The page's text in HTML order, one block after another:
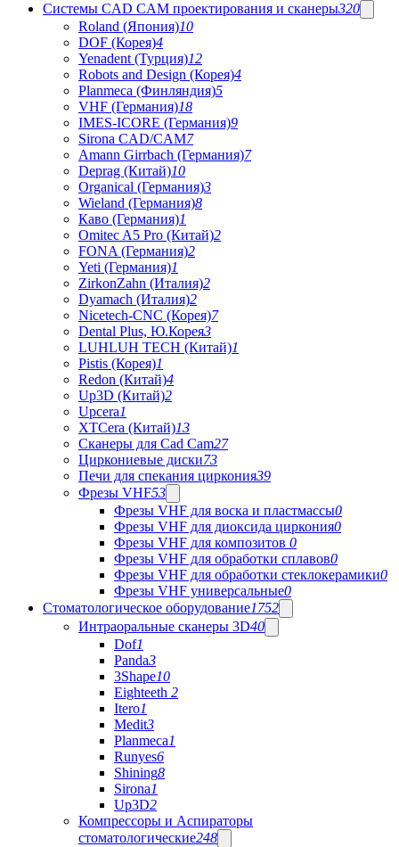
Системы CAD CAM проектирования и сканеры320
Roland (Япония)10
DOF (Корея)4
Yenadent (Турция)12
Robots and Design (Корея)4
Planmeca (Финляндия)5
VHF (Германия)18
IMES-ICORE (Германия)9
Sirona CAD/CAM7
Amann Girrbach (Германия)7
Deprag (Китай)10
Organical (Германия)3
Wieland (Германия)8
Каво (Германия)1
Omitec A5 Pro (Китай)2
FONA (Германия)2
Yeti (Германия)1
ZirkonZahn (Италия)2
Dyamach (Италия)2
Nicetech-CNC (Корея)7
Dental Plus, Ю.Корея3
LUHLUH TECH (Китай)1
Pistis (Корея)1
Redon (Китай)4
Up3D (Китай)2
Upcera1
XTCera (Китай)13
Сканеры для Cad Cam27
Циркониевые диски73
Печи для спекания циркония39
Фрезы VHF53
Фрезы VHF для воска и пластмассы0
Фрезы VHF для диоксида циркония0
Фрезы VHF для композитов 0
Фрезы VHF для обработки сплавов0
Фрезы VHF для обработки стеклокерамики0
Фрезы VHF универсальные0
Стоматологическое оборудование1752
Интраоральные сканеры 3D40
Dof1
Panda3
3Shape10
Eighteeth 2
Itero1
Medit3
Planmeca1
Runyes6
Shining8
Sirona1
Up3D2
Компрессоры и Аспираторы
стоматологические248